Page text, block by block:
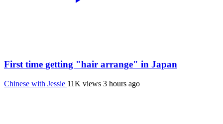
First time getting "hair arrange" in Japan
Chinese with Jessie 11K views 3 hours ago